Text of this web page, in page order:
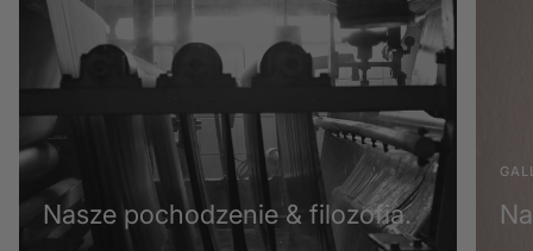
Nasze pochodzenie & filozofia.